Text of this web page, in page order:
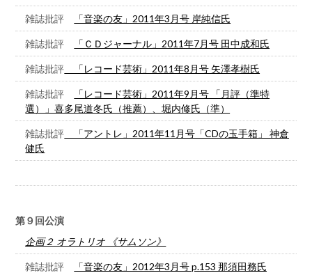
雑誌批評 「音楽の友」2011年3月号 岸純信氏
雑誌批評 「ＣＤジャーナル」2011年7月号 田中成和氏
雑誌批評 「レコード芸術」2011年8月号 矢澤孝樹氏
雑誌批評
「レコード芸術」2011年9月号 「月評（準特
選）」喜多尾道冬氏（推薦）、堀内修氏（準）
雑誌批評 「アントレ」2011年11月号「CDの玉手箱」 神倉
健氏
第９回公演
企画２ オラトリオ 《サムソン》
雑誌批評 「音楽の友」2012年3月号 p.153 那須田務氏